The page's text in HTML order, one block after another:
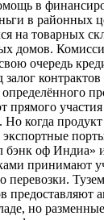
в
в районных
на товарных
домов.
очередь
контрактов
участия
когда продукт
экспортные
бэнк оф Индиа»
принимают
перевозки.
предоставляют
но